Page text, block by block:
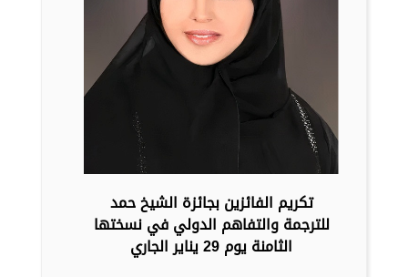
تكريم الفائزين بجائزة الشيخ حمد
للترجمة والتفاهم الدولي في نسختها
الثامنة يوم 29 يناير الجاري